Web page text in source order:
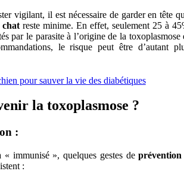
vigilant, il est nécessaire de garder en tête
chatreste minime. En effet, seulement 25 à
par le parasite à l’origine de la toxoplasmose
le risque peut être d’autant
pour sauver la vie des diabétiques
la toxoplasmose ?
:
« immunisé », quelques gestes deprévention
: